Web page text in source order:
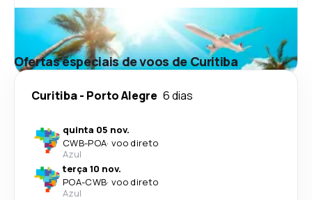
Ofertas especiais de voos de Curitiba
Curitiba- Porto Alegre 6 dias
quinta 05 nov.
CWB-POA· voo direto
Azul
terça 10 nov.
POA-CWB· voo direto
Azul